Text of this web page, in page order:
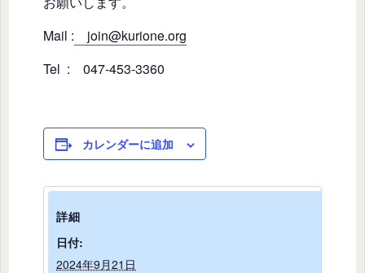
Mail : join@kurione.org
Tel : 047-453-3360
カレンダーに追加
詳細
日付:
2024年9月21日